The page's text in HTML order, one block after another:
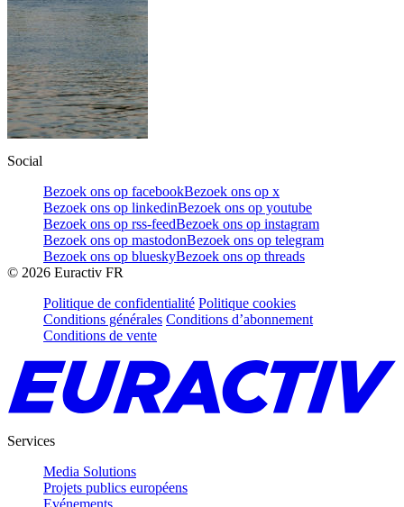
Social
Bezoek ons op facebookBezoek ons op x
Bezoek ons op linkedinBezoek ons op youtube
Bezoek ons op rss-feedBezoek ons op instagram
Bezoek ons op mastodonBezoek ons op telegram
Bezoek ons op blueskyBezoek ons op threads
© 2026 Euractiv FR
Politique de confidentialité Politique cookies
Conditions générales Conditions d’abonnement
Conditions de vente
Services
Media Solutions
Projets publics européens